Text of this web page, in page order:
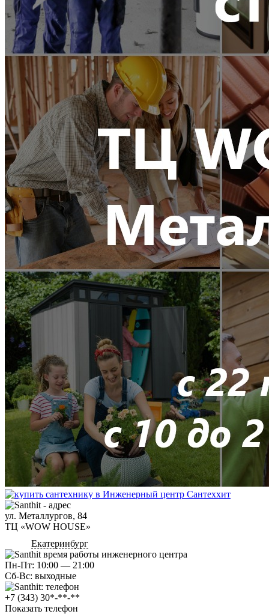
ул. Металлургов, 84
ТЦ «WOW HOUSE»
Екатеринбург
Пн-Пт: 10:00 — 21:00
Сб-Вс: выходные
+7 (343) 30*-**-**
Показать телефон